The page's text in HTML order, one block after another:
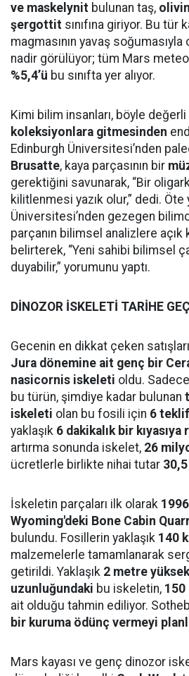
ve maskelynit bulunan taş,
şergottit sınıfına giriyor. Bu tür
magmasının yavaş
nadir görülüyor; tüm Mars
%5,4’ü bu sınıfta yer alıyor.
Kimi bilim insanları, böyle değerli
koleksiyonlara gitmesinden
Edinburgh Üniversitesi’nden
Brusatte, kaya parçasının bir
gerektiğini savunarak, “Bir
kilitlenmesi yazık olur,” dedi.
Üniversitesi’nden gezegen
parçanın bilimsel analizlere
belirterek, “Yeni sahibi bilimsel
duyabilir,” yorumunu yaptı.
DİNOZOR İSKELETİ TARİHE
Gecenin en dikkat çeken
Jura dönemine ait genç bir
nasicornis iskeleti oldu.
bu türün, şimdiye kadar bulunan
iskeleti olan bu fosili için 6
yaklaşık 6 dakikalık bir kıyasıya
artırma sonunda iskelet, 26
ücretlerle birlikte nihai tutar
İskeletin parçaları ilk olarak
Wyoming'deki Bone Cabin
bulundu. Fosillerin yaklaşık 140
malzemelerle tamamlanarak
getirildi. Yaklaşık 2 metre
uzunluğundaki bu iskeletin, 150
ait olduğu tahmin ediliyor.
bir kuruma ödünç vermeyi
Mars kayası ve genç dinozor